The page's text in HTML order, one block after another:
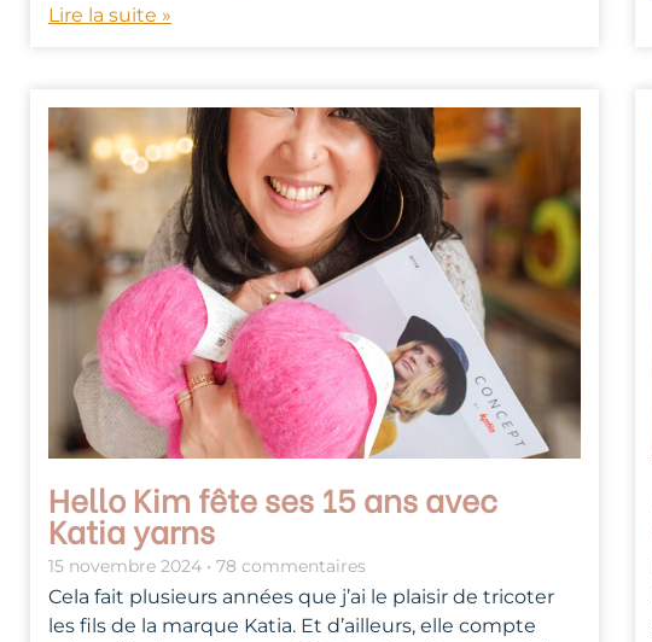
Lire la suite »
Hello Kim fête ses 15 ans avec
Katia yarns
15 novembre 2024 78 commentaires
Cela fait plusieurs années que j’ai le plaisir de tricoter
les fils de la marque Katia. Et d’ailleurs, elle compte